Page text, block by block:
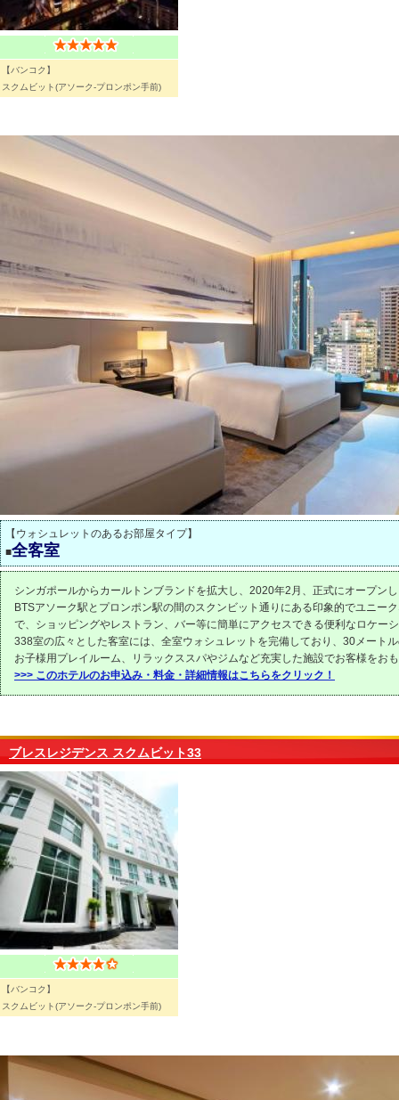
【バンコク】
スクムビット(アソーク-プロンポン手前)
【ウォシュレットのあるお部屋タイプ】
■全客室
シンガポールからカールトンブランドを拡大し、2020年2月、正式にオープン
BTSアソーク駅とプロンポン駅の間のスクンビット通りにある印象的でユニー
で、ショッピングやレストラン、バー等に簡単にアクセスできる便利なロケー
338室の広々とした客室には、全室ウォシュレットを完備しており、30メート
お子様用プレイルーム、リラックススパやジムなど充実した施設でお客様をお
>>> このホテルのお申込み・料金・詳細情報はこちらをクリック！
ブレスレジデンス スクムビット33
【バンコク】
スクムビット(アソーク-プロンポン手前)